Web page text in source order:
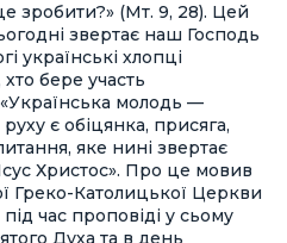
зробити?» (Мт. 9, 28). Цей
звертає наш Господь
українські хлопці
хто бере участь
«Українська молодь —
є обіцянка, присяга,
яке нині звертає
Христос». Про це мовив
Греко-Католицької Церкви
час проповіді у сьому
Духа та в день